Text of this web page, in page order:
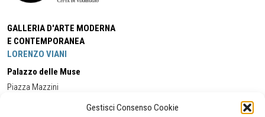
Gestisci Consenso Cookie
GALLERIA D'ARTE MODERNA
E CONTEMPORANEA
LORENZO VIANI
Palazzo delle Muse
Piazza Mazzini
Cell:+39 338 5714978 (orario apertura Galleria)